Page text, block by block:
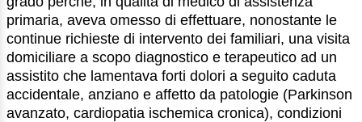
primaria, aveva omesso di effettuare, nonostante le
continue richieste di intervento dei familiari, una visita
domiciliare a scopo diagnostico e terapeutico ad un
assistito che lamentava forti dolori a seguito caduta
accidentale, anziano e affetto da patologie (Parkinson
avanzato, cardiopatia ischemica cronica), condizioni